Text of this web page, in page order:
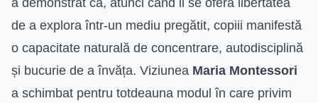
a demonstrat că, atunci când li se oferă libertatea
de a explora într-un mediu pregătit, copiii manifestă
o capacitate naturală de concentrare, autodisciplină
și bucurie de a învăța. Viziunea Maria Montessori
a schimbat pentru totdeauna modul în care privim